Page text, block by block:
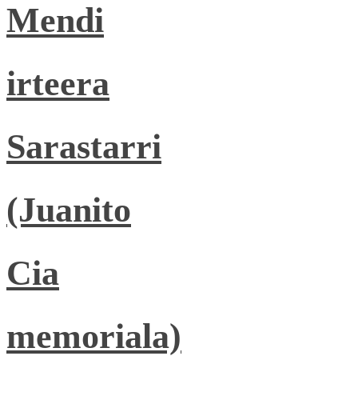
Mendi
irteera
Sarastarri
(Juanito
Cia
memoriala)